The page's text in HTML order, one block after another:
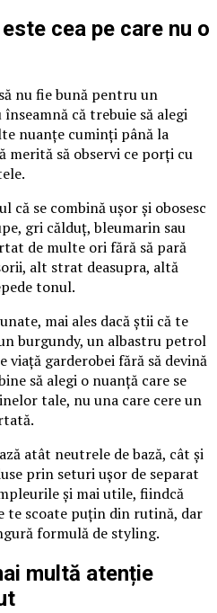
cea pe care nu o
nu fie bună pentru un
că trebuie să alegi
nuanțe cuminți până la
merită să observi ce porți cu
că se combină ușor și obosesc
gri călduț, bleumarin sau
de multe ori fără să pară
alt strat deasupra, altă
tonul.
mai ales dacă știi că te
burgundy, un albastru petrol
garderobei fără să devină
să alegi o nuanță care se
tale, nu una care cere un
atât neutrele de bază, cât și
prin seturi ușor de separat
și mai utile, fiindcă
te scoate puțin din rutină, dar
formulă de styling.
multă atenție